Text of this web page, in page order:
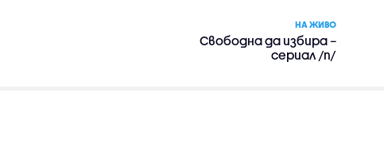
НА ЖИВО
Свободна да избира –
сериал /п/